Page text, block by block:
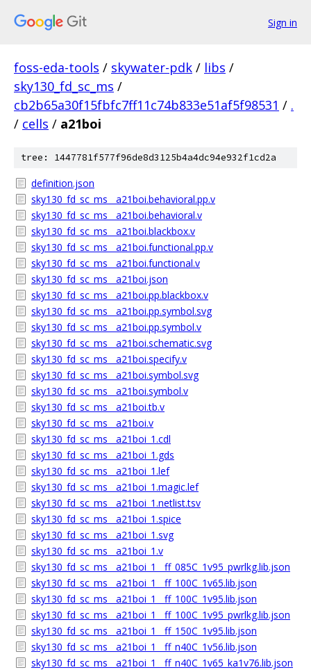
Sign in
foss-eda-tools / skywater-pdk / libs /
sky130_fd_sc_ms /
cb2b65a30f15fbfc7ff11c74b833e51af5f98531 / .
/ cells / a21boi
tree: 1447781f577f96de8d3125b4a4dc94e932f1cd2a
definition.json
sky130_fd_sc_ms__a21boi.behavioral.pp.v
sky130_fd_sc_ms__a21boi.behavioral.v
sky130_fd_sc_ms__a21boi.blackbox.v
sky130_fd_sc_ms__a21boi.functional.pp.v
sky130_fd_sc_ms__a21boi.functional.v
sky130_fd_sc_ms__a21boi.json
sky130_fd_sc_ms__a21boi.pp.blackbox.v
sky130_fd_sc_ms__a21boi.pp.symbol.svg
sky130_fd_sc_ms__a21boi.pp.symbol.v
sky130_fd_sc_ms__a21boi.schematic.svg
sky130_fd_sc_ms__a21boi.specify.v
sky130_fd_sc_ms__a21boi.symbol.svg
sky130_fd_sc_ms__a21boi.symbol.v
sky130_fd_sc_ms__a21boi.tb.v
sky130_fd_sc_ms__a21boi.v
sky130_fd_sc_ms__a21boi_1.cdl
sky130_fd_sc_ms__a21boi_1.gds
sky130_fd_sc_ms__a21boi_1.lef
sky130_fd_sc_ms__a21boi_1.magic.lef
sky130_fd_sc_ms__a21boi_1.netlist.tsv
sky130_fd_sc_ms__a21boi_1.spice
sky130_fd_sc_ms__a21boi_1.svg
sky130_fd_sc_ms__a21boi_1.v
sky130_fd_sc_ms__a21boi_1__ff_085C_1v95_pwrlkg.lib.json
sky130_fd_sc_ms__a21boi_1__ff_100C_1v65.lib.json
sky130_fd_sc_ms__a21boi_1__ff_100C_1v95.lib.json
sky130_fd_sc_ms__a21boi_1__ff_100C_1v95_pwrlkg.lib.json
sky130_fd_sc_ms__a21boi_1__ff_150C_1v95.lib.json
sky130_fd_sc_ms__a21boi_1__ff_n40C_1v56.lib.json
sky130_fd_sc_ms__a21boi_1__ff_n40C_1v65_ka1v76.lib.json